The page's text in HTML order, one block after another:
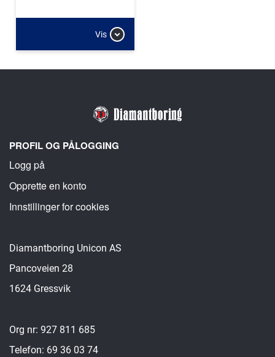
Vis
PROFIL OG PÅLOGGING
Logg på
Opprette en konto
Innstillinger for cookies
Diamantboring Unicon AS
Pancoveien 28
1624 Gressvik
Org nr: 927 811 685
Telefon: 69 36 03 74